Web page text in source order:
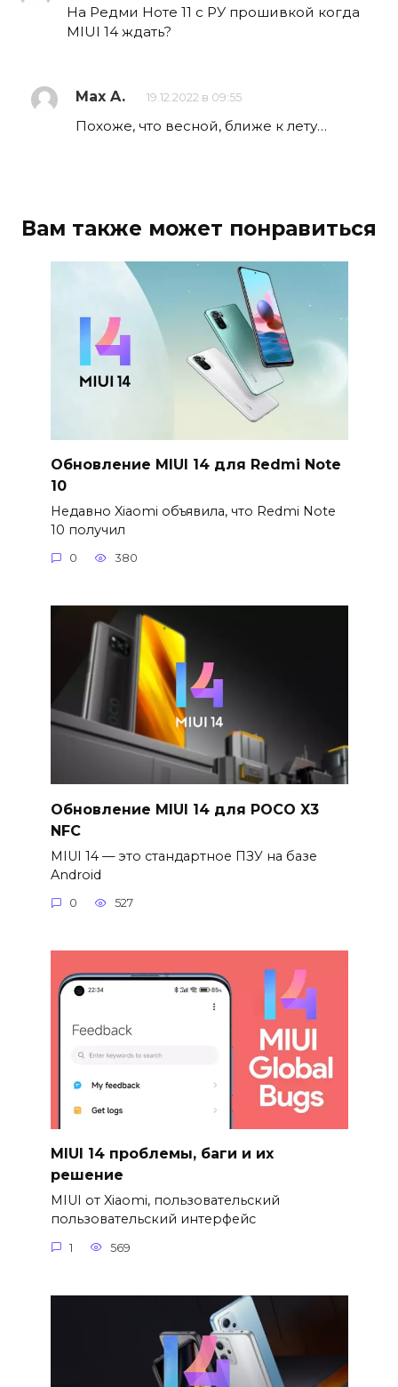
На Редми Ноте 11 с РУ прошивкой когда
MIUI 14 ждать?
Max A. 19.12.2022 в 09:55
Похоже, что весной, ближе к лету…
Вам также может понравиться
Обновление MIUI 14 для Redmi Note
10
Недавно Xiaomi объявила, что Redmi Note
10 получил
0 380
Обновление MIUI 14 для POCO X3
NFC
MIUI 14 — это стандартное ПЗУ на базе
Android
0 527
MIUI 14 проблемы, баги и их
решение
MIUI от Xiaomi, пользовательский
пользовательский интерфейс
1 569